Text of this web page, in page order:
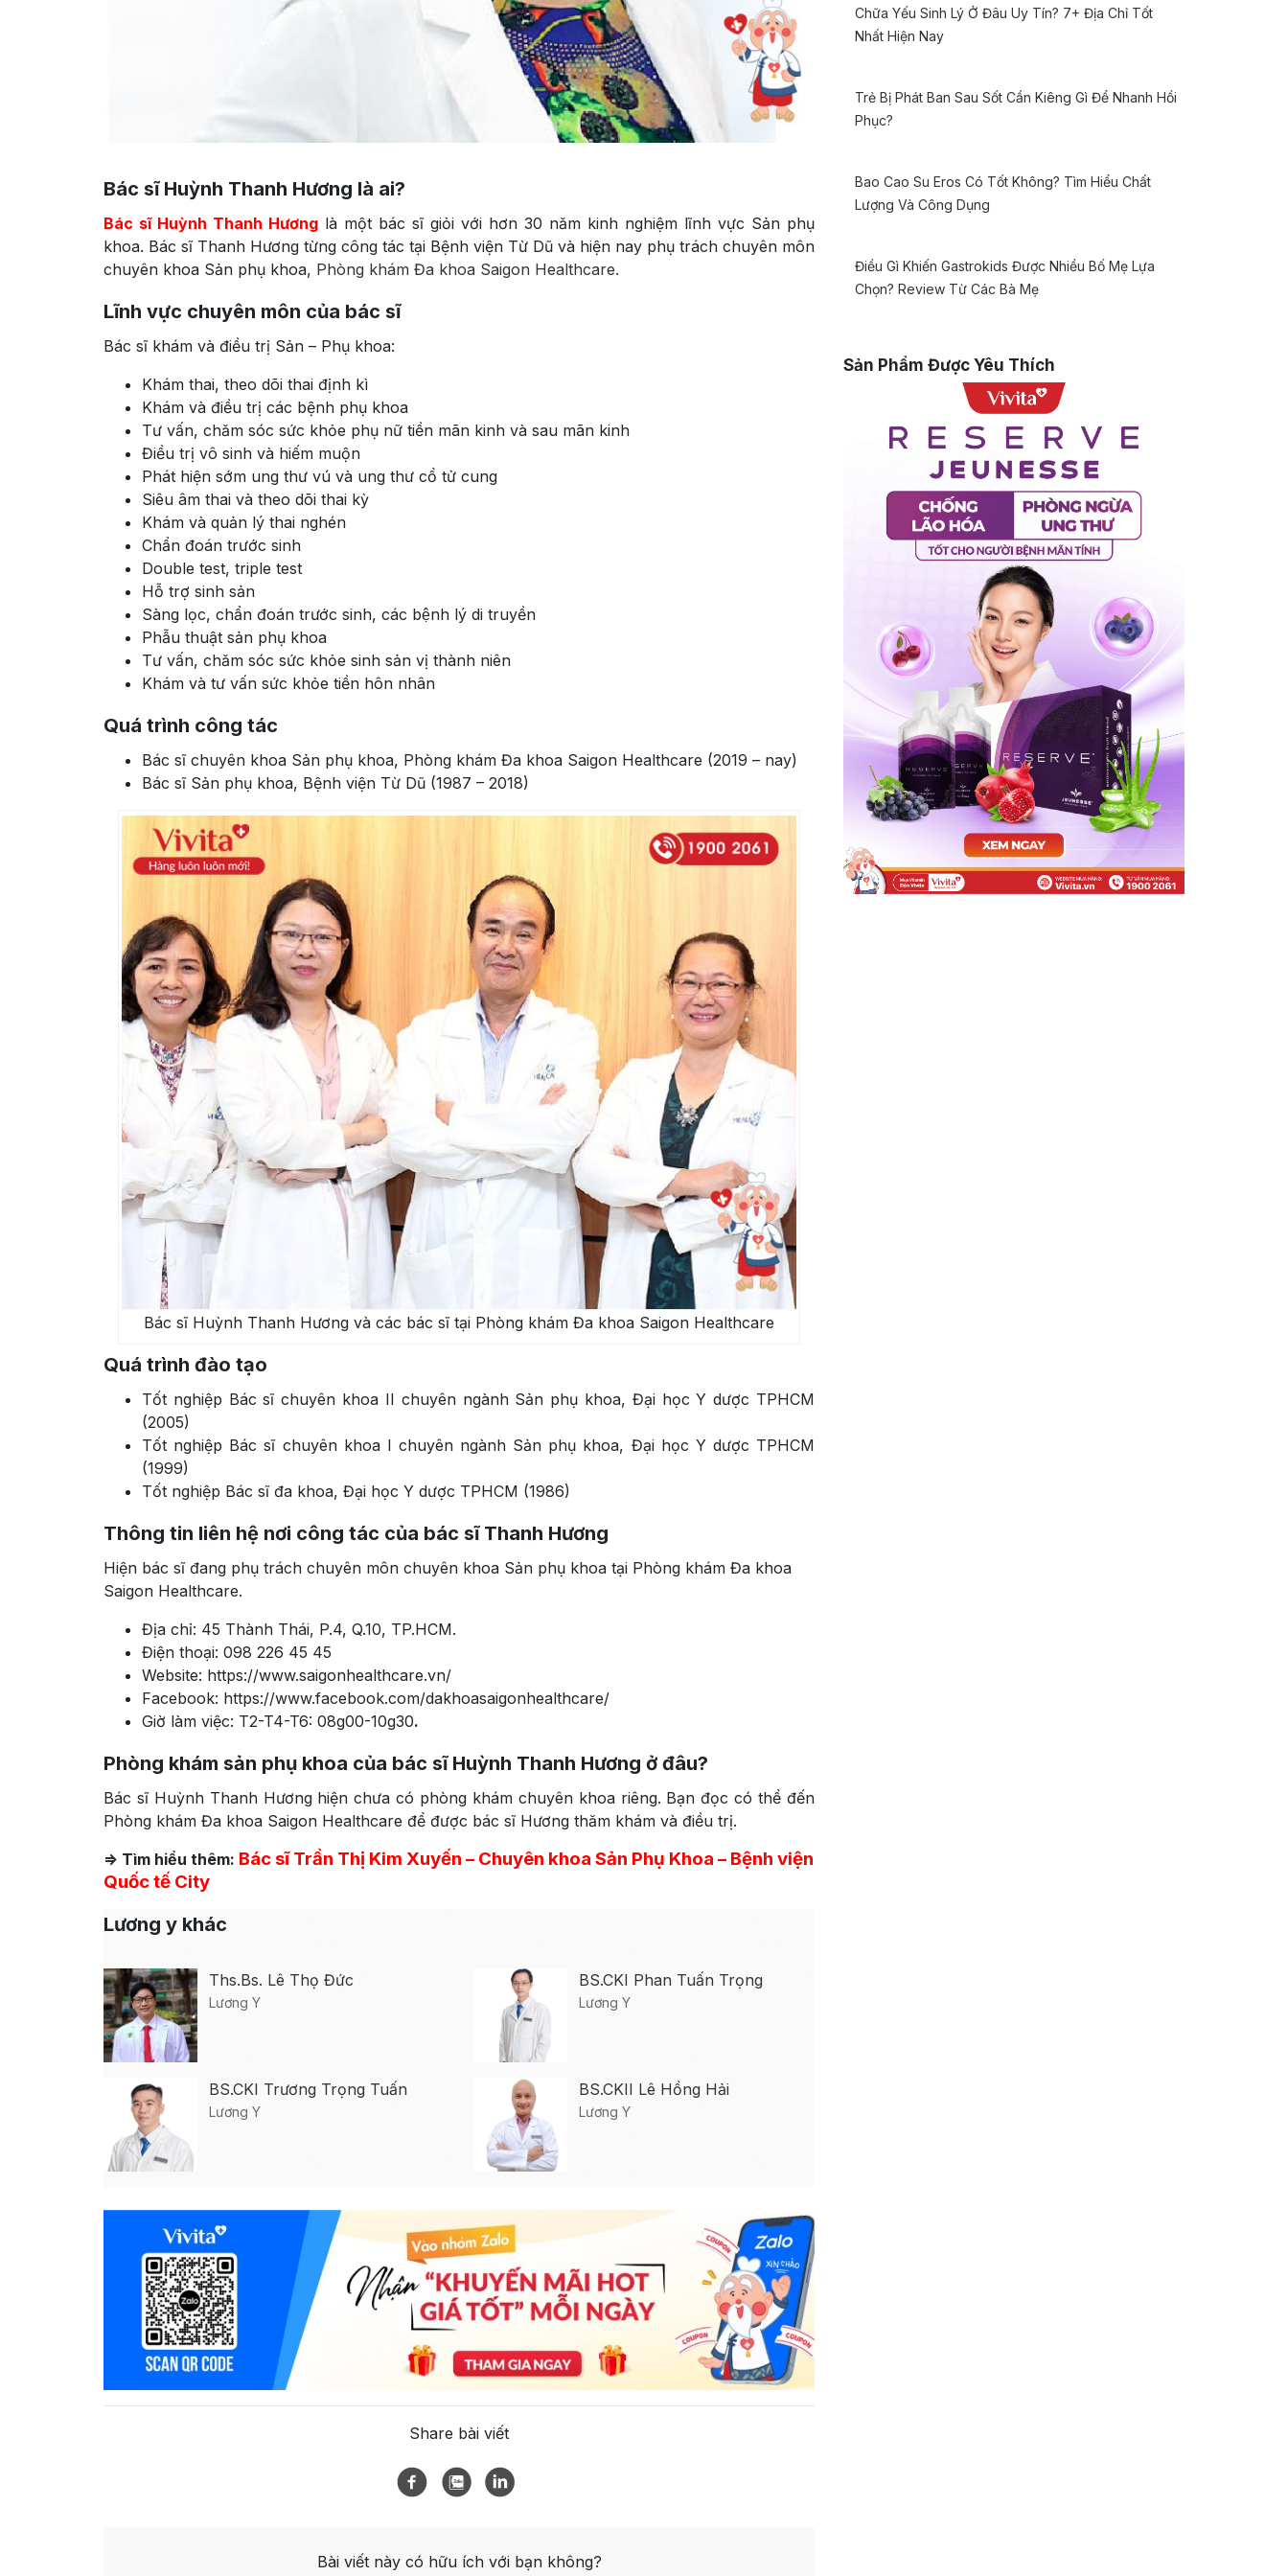
Bác sĩ Huỳnh Thanh Hương là ai?
Bác sĩ Huỳnh Thanh Hương là một bác sĩ giỏi với hơn 30 năm kinh nghiệm lĩnh vực Sản phụ
khoa. Bác sĩ Thanh Hương từng công tác tại Bệnh viện Từ Dũ và hiện nay phụ trách chuyên môn
chuyên khoa Sản phụ khoa, Phòng khám Đa khoa Saigon Healthcare.
Lĩnh vực chuyên môn của bác sĩ
Bác sĩ khám và điều trị Sản – Phụ khoa:
Khám thai, theo dõi thai định kì
Khám và điều trị các bệnh phụ khoa
Tư vấn, chăm sóc sức khỏe phụ nữ tiền mãn kinh và sau mãn kinh
Điều trị vô sinh và hiếm muộn
Phát hiện sớm ung thư vú và ung thư cổ tử cung
Siêu âm thai và theo dõi thai kỳ
Khám và quản lý thai nghén
Chẩn đoán trước sinh
Double test, triple test
Hỗ trợ sinh sản
Sàng lọc, chẩn đoán trước sinh, các bệnh lý di truyền
Phẫu thuật sản phụ khoa
Tư vấn, chăm sóc sức khỏe sinh sản vị thành niên
Khám và tư vấn sức khỏe tiền hôn nhân
Quá trình công tác
Bác sĩ chuyên khoa Sản phụ khoa, Phòng khám Đa khoa Saigon Healthcare (2019 – nay)
Bác sĩ Sản phụ khoa, Bệnh viện Từ Dũ (1987 – 2018)
Bác sĩ Huỳnh Thanh Hương và các bác sĩ tại Phòng khám Đa khoa Saigon Healthcare
Quá trình đào tạo
Tốt nghiệp Bác sĩ chuyên khoa II chuyên ngành Sản phụ khoa, Đại học Y dược TPHCM
(2005)
Tốt nghiệp Bác sĩ chuyên khoa I chuyên ngành Sản phụ khoa, Đại học Y dược TPHCM
(1999)
Tốt nghiệp Bác sĩ đa khoa, Đại học Y dược TPHCM (1986)
Thông tin liên hệ nơi công tác của bác sĩ Thanh Hương
Hiện bác sĩ đang phụ trách chuyên môn chuyên khoa Sản phụ khoa tại Phòng khám Đa khoa
Saigon Healthcare.
Địa chỉ: 45 Thành Thái, P.4, Q.10, TP.HCM.
Điện thoại: 098 226 45 45
Website: https://www.saigonhealthcare.vn/
Facebook: https://www.facebook.com/dakhoasaigonhealthcare/
Giờ làm việc: T2-T4-T6: 08g00-10g30.
Phòng khám sản phụ khoa của bác sĩ Huỳnh Thanh Hương ở đâu?
Bác sĩ Huỳnh Thanh Hương hiện chưa có phòng khám chuyên khoa riêng. Bạn đọc có thể đến
Phòng khám Đa khoa Saigon Healthcare để được bác sĩ Hương thăm khám và điều trị.
=> Tìm hiểu thêm: Bác sĩ Trần Thị Kim Xuyến – Chuyên khoa Sản Phụ Khoa – Bệnh viện
Quốc tế City
Lương y khác
Ths.Bs. Lê Thọ Đức
Lương Y
BS.CKI Phan Tuấn Trọng
Lương Y
BS.CKI Trương Trọng Tuấn
Lương Y
BS.CKII Lê Hồng Hải
Lương Y
Share bài viết
Bài viết này có hữu ích với bạn không?
Chữa Yếu Sinh Lý Ở Đâu Uy Tín? 7+ Địa Chỉ Tốt
Nhất Hiện Nay
Trẻ Bị Phát Ban Sau Sốt Cần Kiêng Gì Để Nhanh Hồi
Phục?
Bao Cao Su Eros Có Tốt Không? Tìm Hiểu Chất
Lượng Và Công Dụng
Điều Gì Khiến Gastrokids Được Nhiều Bố Mẹ Lựa
Chọn? Review Từ Các Bà Mẹ
Sản Phẩm Được Yêu Thích